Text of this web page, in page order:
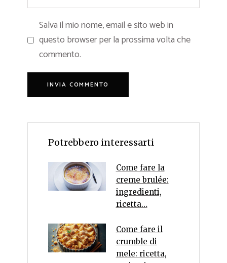
Salva il mio nome, email e sito web in
questo browser per la prossima volta che
commento.
Potrebbero interessarti
Come fare la
creme brulée:
ingredienti,
ricetta…
Come fare il
crumble di
mele: ricetta,